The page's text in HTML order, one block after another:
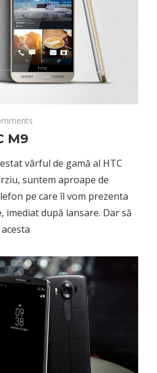
M9
vârful de gamă al HTC
suntem aproape de
pe care îl vom prezenta
imediat după lansare. Dar să